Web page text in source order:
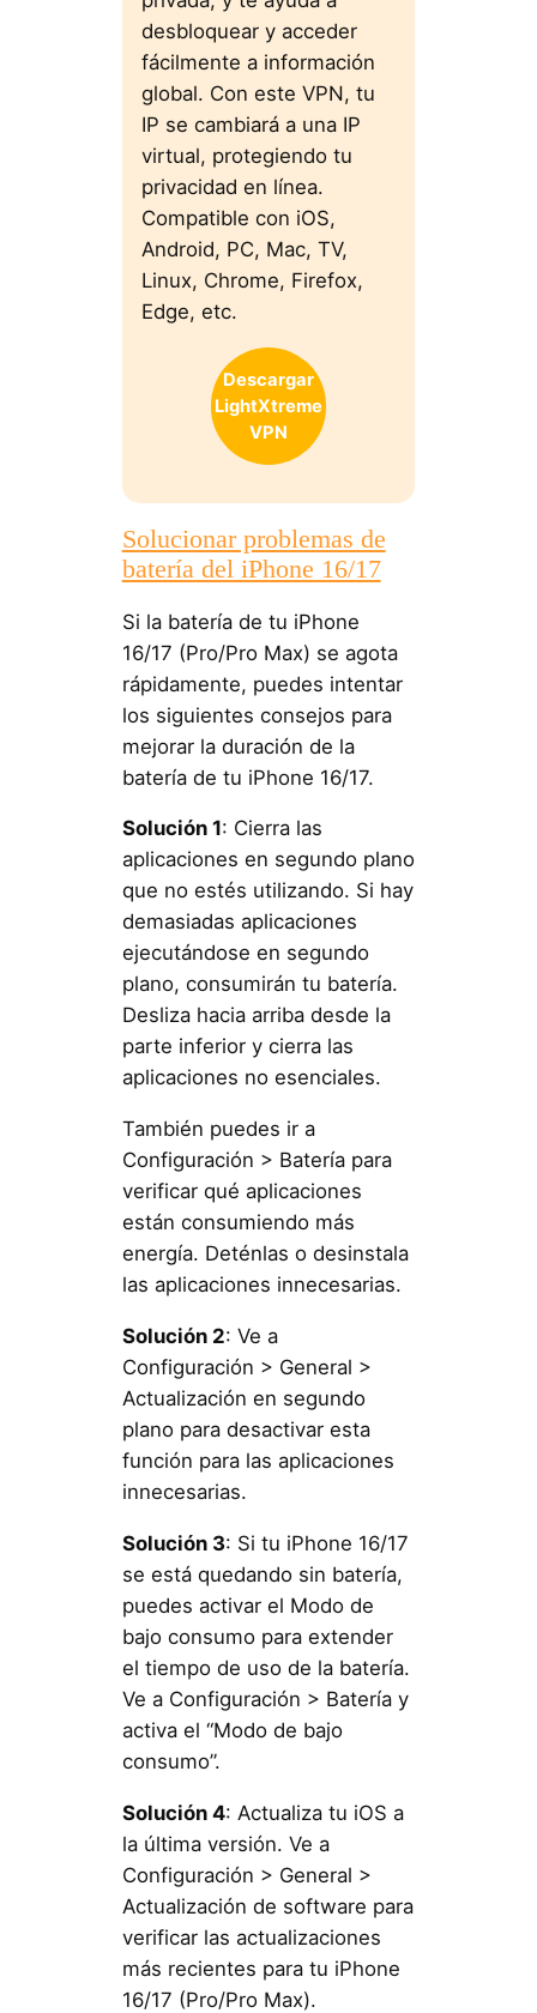
desbloquear y acceder
fácilmente a información
global. Con este VPN, tu
IP se cambiará a una IP
virtual, protegiendo tu
privacidad en línea.
Compatible con iOS,
Android, PC, Mac, TV,
Linux, Chrome, Firefox,
Edge, etc.
Descargar
LightXtreme
VPN
Solucionar problemas de
batería del iPhone 16/17
Si la batería de tu iPhone
16/17 (Pro/Pro Max) se agota
rápidamente, puedes intentar
los siguientes consejos para
mejorar la duración de la
batería de tu iPhone 16/17.
Solución 1: Cierra las
aplicaciones en segundo plano
que no estés utilizando. Si hay
demasiadas aplicaciones
ejecutándose en segundo
plano, consumirán tu batería.
Desliza hacia arriba desde la
parte inferior y cierra las
aplicaciones no esenciales.
También puedes ir a
Configuración > Batería para
verificar qué aplicaciones
están consumiendo más
energía. Deténlas o desinstala
las aplicaciones innecesarias.
Solución 2: Ve a
Configuración > General >
Actualización en segundo
plano para desactivar esta
función para las aplicaciones
innecesarias.
Solución 3: Si tu iPhone 16/17
se está quedando sin batería,
puedes activar el Modo de
bajo consumo para extender
el tiempo de uso de la batería.
Ve a Configuración > Batería y
activa el “Modo de bajo
consumo”.
Solución 4: Actualiza tu iOS a
la última versión. Ve a
Configuración > General >
Actualización de software para
verificar las actualizaciones
más recientes para tu iPhone
16/17 (Pro/Pro Max).